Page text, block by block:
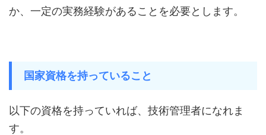
か、一定の実務経験があることを必要とします。
国家資格を持っていること
以下の資格を持っていれば、技術管理者になれま
す。